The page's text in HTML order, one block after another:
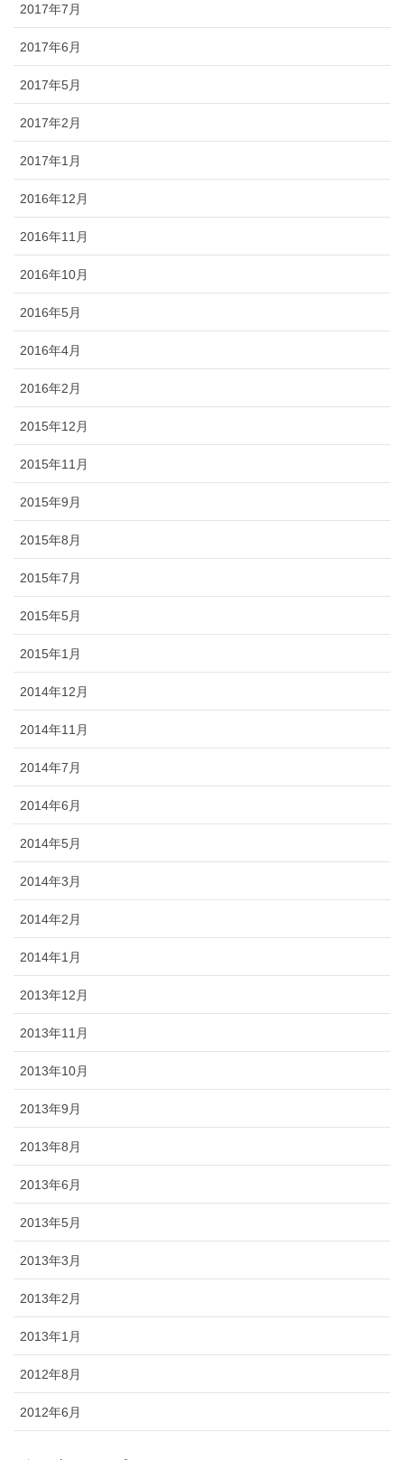
2017年7月
2017年6月
2017年5月
2017年2月
2017年1月
2016年12月
2016年11月
2016年10月
2016年5月
2016年4月
2016年2月
2015年12月
2015年11月
2015年9月
2015年8月
2015年7月
2015年5月
2015年1月
2014年12月
2014年11月
2014年7月
2014年6月
2014年5月
2014年3月
2014年2月
2014年1月
2013年12月
2013年11月
2013年10月
2013年9月
2013年8月
2013年6月
2013年5月
2013年3月
2013年2月
2013年1月
2012年8月
2012年6月